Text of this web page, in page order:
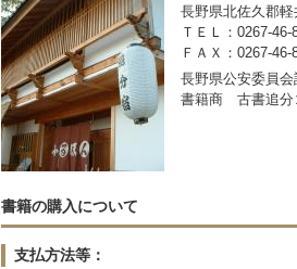
長野県北佐久郡
ＴＥＬ：0267-46-
ＦＡＸ：0267-46-
長野県公安委員
書籍商 古書追分
書籍の購入について
支払方法等：